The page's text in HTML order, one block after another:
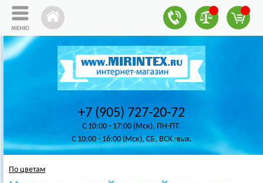
+7 (905) 727-20-72
C 10:00 - 17:00 (Мск), ПН-ПТ.
C 10:00 - 16:00 (Мск), СБ, ВСК.-вых.
По цветам